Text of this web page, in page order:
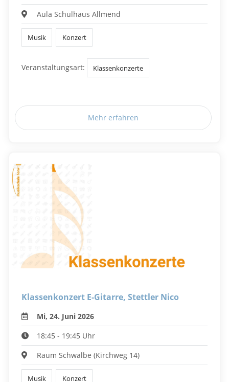
Aula Schulhaus Allmend
Musik Konzert
Veranstaltungsart: Klassenkonzerte
Mehr erfahren
Klassenkonzert E-Gitarre, Stettler Nico
Mi, 24. Juni 2026
18:45 - 19:45 Uhr
Raum Schwalbe (Kirchweg 14)
Musik Konzert